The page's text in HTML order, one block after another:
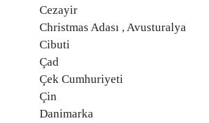
Cezayir
Christmas Adası , Avusturalya
Cibuti
Çad
Çek Cumhuriyeti
Çin
Danimarka